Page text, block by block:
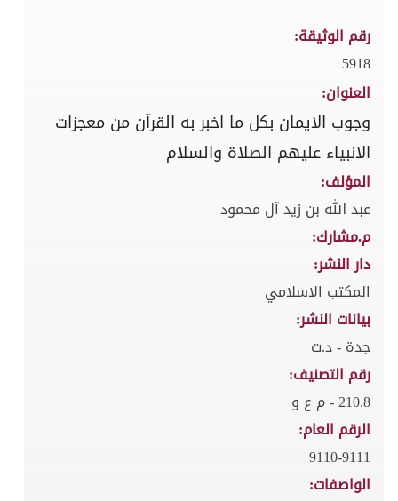
رقم الوثيقة:
5918
العنوان:
وجوب الايمان بكل ما اخبر به القرآن من معجزات
الانبياء عليهم الصلاة والسلام
المؤلف:
عبد الله بن زيد آل محمود
م.مشارك:
دار النشر:
المكتب الاسلامي
بيانات النشر:
جدة - د.ت
رقم التصنيف:
210.8 - م ع و
الرقم العام:
9110-9111
الواصفات: